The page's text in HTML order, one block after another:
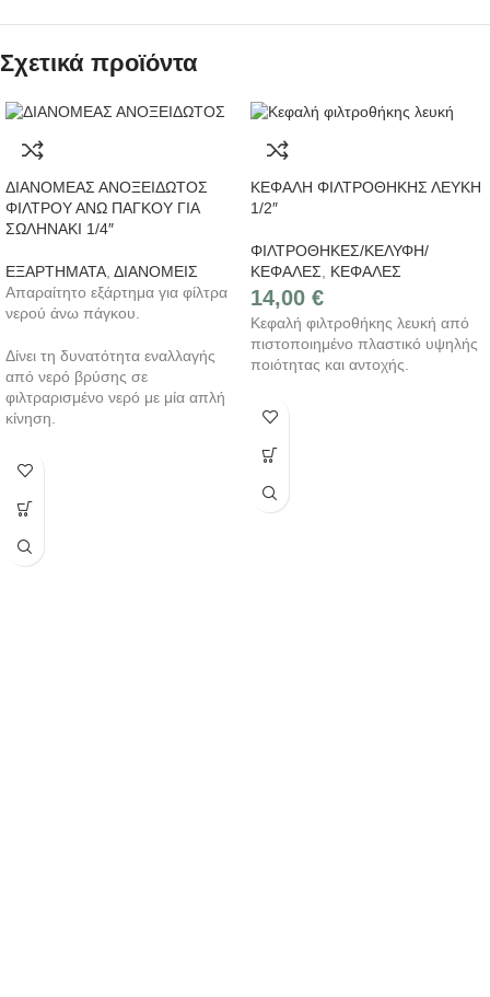
Σχετικά προϊόντα
ΔΙΑΝΟΜΕΑΣ ΑΝΟΞΕΙΔΩΤΟΣ
ΦΙΛΤΡΟΥ ΑΝΩ ΠΑΓΚΟΥ ΓΙΑ
ΣΩΛΗΝΑΚΙ 1/4″
ΕΞΑΡΤΗΜΑΤΑ, ΔΙΑΝΟΜΕΙΣ
Απαραίτητο εξάρτημα για φίλτρα
νερού άνω πάγκου.
Δίνει τη δυνατότητα εναλλαγής
από νερό βρύσης σε
φιλτραρισμένο νερό με μία απλή
κίνηση.
ΚΕΦΑΛΗ ΦΙΛΤΡΟΘΗΚΗΣ ΛΕΥΚΗ
1/2″
ΦΙΛΤΡΟΘΗΚΕΣ/ΚΕΛΥΦΗ/
ΚΕΦΑΛΕΣ, ΚΕΦΑΛΕΣ
14,00 €
Κεφαλή φιλτροθήκης λευκή από
πιστοποιημένο πλαστικό υψηλής
ποιότητας και αντοχής.